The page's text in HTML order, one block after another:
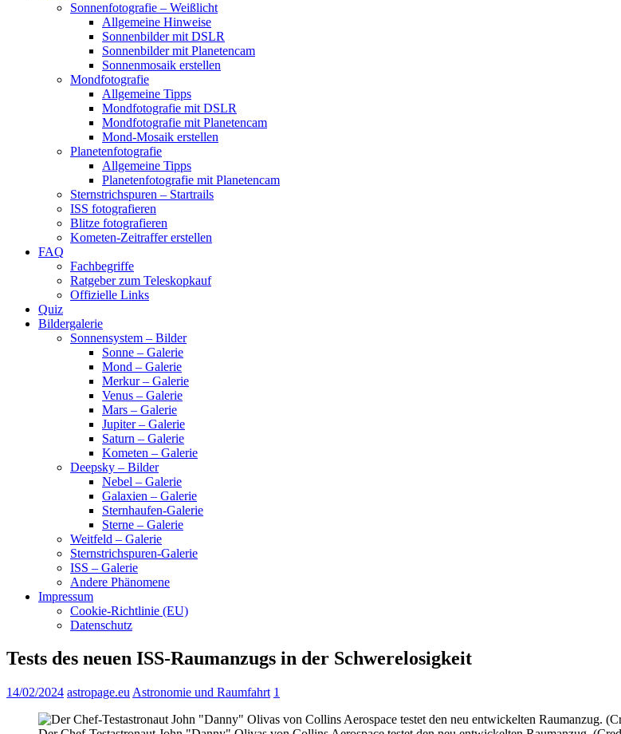
Sonnenfotografie – Weißlicht
Allgemeine Hinweise
Sonnenbilder mit DSLR
Sonnenbilder mit Planetencam
Sonnenmosaik erstellen
Mondfotografie
Allgemeine Tipps
Mondfotografie mit DSLR
Mondfotografie mit Planetencam
Mond-Mosaik erstellen
Planetenfotografie
Allgemeine Tipps
Planetenfotografie mit Planetencam
Sternstrichspuren – Startrails
ISS fotografieren
Blitze fotografieren
Kometen-Zeitraffer erstellen
FAQ
Fachbegriffe
Ratgeber zum Teleskopkauf
Offizielle Links
Quiz
Bildergalerie
Sonnensystem – Bilder
Sonne – Galerie
Mond – Galerie
Merkur – Galerie
Venus – Galerie
Mars – Galerie
Jupiter – Galerie
Saturn – Galerie
Kometen – Galerie
Deepsky – Bilder
Nebel – Galerie
Galaxien – Galerie
Sternhaufen-Galerie
Sterne – Galerie
Weitfeld – Galerie
Sternstrichspuren-Galerie
ISS – Galerie
Andere Phänomene
Impressum
Cookie-Richtlinie (EU)
Datenschutz
Tests des neuen ISS-Raumanzugs in der Schwerelosigkeit
14/02/2024 astropage.eu Astronomie und Raumfahrt 1